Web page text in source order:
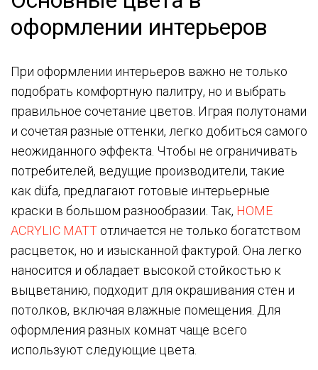
оформлении интерьеров
При оформлении интерьеров важно не только
подобрать комфортную палитру, но и выбрать
правильное сочетание цветов. Играя полутонами
и сочетая разные оттенки, легко добиться самого
неожиданного эффекта. Чтобы не ограничивать
потребителей, ведущие производители, такие
как düfa, предлагают готовые интерьерные
краски в большом разнообразии. Так, HOME
ACRYLIC MATT отличается не только богатством
расцветок, но и изысканной фактурой. Она легко
наносится и обладает высокой стойкостью к
выцветанию, подходит для окрашивания стен и
потолков, включая влажные помещения. Для
оформления разных комнат чаще всего
используют следующие цвета.